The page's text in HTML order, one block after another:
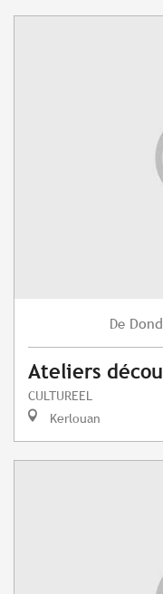
De
Ateliers
CULTUREEL
Kerlouan